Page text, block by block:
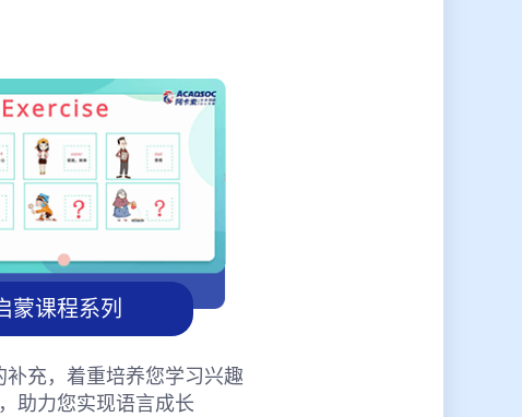
蒙课程系列
补充，着重培养您学习兴趣
助力您实现语言成长